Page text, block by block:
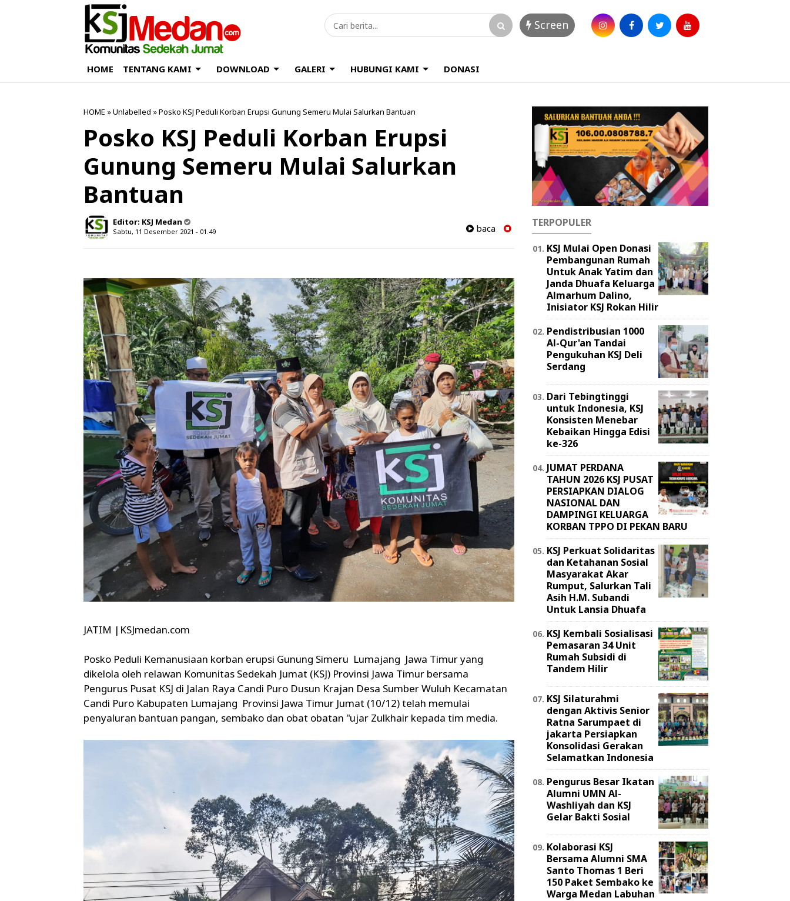
Screen
HOME TENTANG KAMI DOWNLOAD GALERI HUBUNGI KAMI DONASI
HOME » Unlabelled » Posko KSJ Peduli Korban Erupsi Gunung Semeru Mulai Salurkan Bantuan
Posko KSJ Peduli Korban Erupsi
Gunung Semeru Mulai Salurkan
Bantuan
Editor: KSJ Medan
Sabtu, 11 Desember 2021 - 01.49 baca
JATIM |KSJmedan.com
Posko Peduli Kemanusiaan korban erupsi Gunung Simeru Lumajang Jawa Timur yang
dikelola oleh relawan Komunitas Sedekah Jumat (KSJ) Provinsi Jawa Timur bersama
Pengurus Pusat KSJ di Jalan Raya Candi Puro Dusun Krajan Desa Sumber Wuluh Kecamatan
Candi Puro Kabupaten Lumajang Provinsi Jawa Timur Jumat (10/12) telah memulai
penyaluran bantuan pangan, sembako dan obat obatan "ujar Zulkhair kepada tim media.
TERPOPULER
KSJ Mulai Open Donasi
Pembangunan Rumah
Untuk Anak Yatim dan
Janda Dhuafa Keluarga
Almarhum Dalino,
Inisiator KSJ Rokan Hilir
Pendistribusian 1000
Al-Qur'an Tandai
Pengukuhan KSJ Deli
Serdang
Dari Tebingtinggi
untuk Indonesia, KSJ
Konsisten Menebar
Kebaikan Hingga Edisi
ke-326
JUMAT PERDANA
TAHUN 2026 KSJ PUSAT
PERSIAPKAN DIALOG
NASIONAL DAN
DAMPINGI KELUARGA
KORBAN TPPO DI PEKAN BARU
KSJ Perkuat Solidaritas
dan Ketahanan Sosial
Masyarakat Akar
Rumput, Salurkan Tali
Asih H.M. Subandi
Untuk Lansia Dhuafa
KSJ Kembali Sosialisasi
Pemasaran 34 Unit
Rumah Subsidi di
Tandem Hilir
KSJ Silaturahmi
dengan Aktivis Senior
Ratna Sarumpaet di
jakarta Persiapkan
Konsolidasi Gerakan
Selamatkan Indonesia
Pengurus Besar Ikatan
Alumni UMN Al-
Washliyah dan KSJ
Gelar Bakti Sosial
Kolaborasi KSJ
Bersama Alumni SMA
Santo Thomas 1 Beri
150 Paket Sembako ke
Warga Medan Labuhan